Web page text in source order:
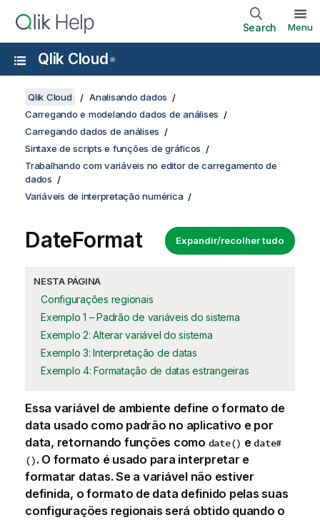
Search Menu
Qlik Cloud ®
Qlik Cloud
Analisando dados
Carregando e modelando dados de análises
Carregando dados de análises
Sintaxe de scripts e funções de gráficos
Trabalhando com variáveis no editor de carregamento de
dados
Variáveis de interpretação numérica
Expandir/recolher tudo
DateFormat
NESTA PÁGINA
Configurações regionais
Exemplo 1 – Padrão de variáveis do sistema
Exemplo 2: Alterar variável do sistema
Exemplo 3: Interpretação de datas
Exemplo 4: Formatação de datas estrangeiras
Essa variávelde ambiente define o formato de
data usado como padrão no aplicativo e por
data, retornando funções como date() edate#
(). O formato é usado para interpretar e
formatar datas. Se a variável não estiver
definida, o formato de data definido pelas suas
configurações regionais será obtido quando o